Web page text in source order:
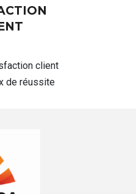
client
de réussite